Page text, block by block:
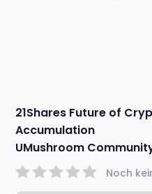
21Shares Future of
Accumulation
UMushroom
Noch